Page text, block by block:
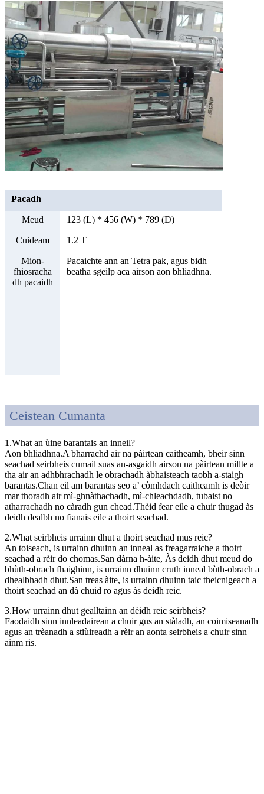
Pacadh
Meud 123 (L) * 456 (W) * 789 (D)
Cuideam 1.2 T
Mion-
fhiosracha
dh pacaidh
Pacaichte ann an Tetra pak, agus bidh
beatha sgeilp aca airson aon bhliadhna.
Ceistean Cumanta
1.What an ùine barantais an inneil?
Aon bhliadhna.A bharrachd air na pàirtean caitheamh, bheir sinn
seachad seirbheis cumail suas an-asgaidh airson na pàirtean millte a
tha air an adhbhrachadh le obrachadh àbhaisteach taobh a-staigh
barantas.Chan eil am barantas seo a’ còmhdach caitheamh is deòir
mar thoradh air mì-ghnàthachadh, mì-chleachdadh, tubaist no
atharrachadh no càradh gun chead.Thèid fear eile a chuir thugad às
deidh dealbh no fianais eile a thoirt seachad.
2.What seirbheis urrainn dhut a thoirt seachad mus reic?
An toiseach, is urrainn dhuinn an inneal as freagarraiche a thoirt
seachad a rèir do chomas.San dàrna h-àite, Às deidh dhut meud do
bhùth-obrach fhaighinn, is urrainn dhuinn cruth inneal bùth-obrach a
dhealbhadh dhut.San treas àite, is urrainn dhuinn taic theicnigeach a
thoirt seachad an dà chuid ro agus às deidh reic.
3.How urrainn dhut gealltainn an dèidh reic seirbheis?
Faodaidh sinn innleadairean a chuir gus an stàladh, an coimiseanadh
agus an trèanadh a stiùireadh a rèir an aonta seirbheis a chuir sinn
ainm ris.